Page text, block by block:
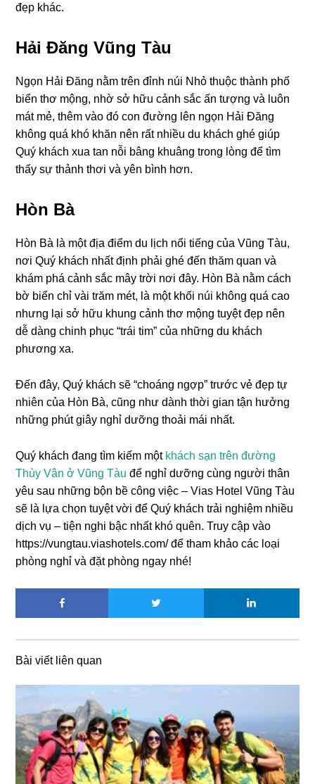
đẹp khác.
Hải Đăng Vũng Tàu
Ngọn Hải Đăng nằm trên đỉnh núi Nhỏ thuộc thành phố
biển thơ mộng, nhờ sở hữu cảnh sắc ấn tượng và luôn
mát mẻ, thêm vào đó con đường lên ngọn Hải Đăng
không quá khó khăn nên rất nhiều du khách ghé giúp
Quý khách xua tan nỗi bâng khuâng trong lòng để tìm
thấy sự thảnh thơi và yên bình hơn.
Hòn Bà
Hòn Bà là một địa điểm du lịch nổi tiếng của Vũng Tàu,
nơi Quý khách nhất định phải ghé đến thăm quan và
khám phá cảnh sắc mây trời nơi đây. Hòn Bà nằm cách
bờ biển chỉ vài trăm mét, là một khối núi không quá cao
nhưng lại sở hữu khung cảnh thơ mộng tuyệt đẹp nên
dễ dàng chinh phục “trái tim” của những du khách
phương xa.
Đến đây, Quý khách sẽ “choáng ngợp” trước vẻ đẹp tự
nhiên của Hòn Bà, cũng như dành thời gian tận hưởng
những phút giây nghỉ dưỡng thoải mái nhất.
Quý khách đang tìm kiếm một khách sạn trên đường
Thùy Vân ở Vũng Tàu để nghỉ dưỡng cùng người thân
yêu sau những bộn bề công việc – Vias Hotel Vũng Tàu
sẽ là lựa chọn tuyệt vời để Quý khách trải nghiệm nhiều
dịch vụ – tiện nghi bậc nhất khó quên. Truy cập vào
https://vungtau.viashotels.com/ để tham khảo các loại
phòng nghỉ và đặt phòng ngay nhé!
Bài viết liên quan